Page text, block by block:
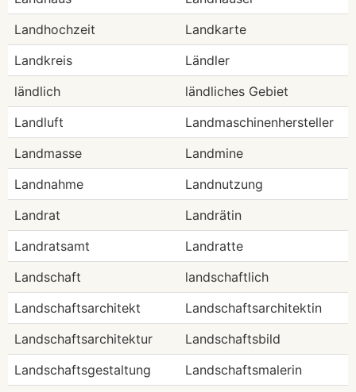
Landhochzeit
Landkarte
Landkreis
Ländler
ländlich
ländliches Gebiet
Landluft
Landmaschinenhersteller
Landmasse
Landmine
Landnahme
Landnutzung
Landrat
Landrätin
Landratsamt
Landratte
Landschaft
landschaftlich
Landschaftsarchitekt
Landschaftsarchitektin
Landschaftsarchitektur
Landschaftsbild
Landschaftsgestaltung
Landschaftsmalerin